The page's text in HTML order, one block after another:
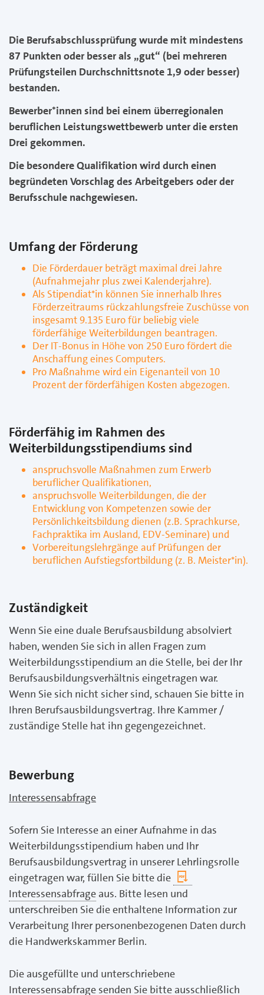
Die Berufsabschlussprüfung wurde mit mindestens
87 Punkten oder besser als „gut“ (bei mehreren
Prüfungsteilen Durchschnittsnote 1,9 oder besser)
bestanden.
Bewerber*innen sind bei einem überregionalen
beruflichen Leistungswettbewerb unter die ersten
Drei gekommen.
Die besondere Qualifikation wird durch einen
begründeten Vorschlag des Arbeitgebers oder der
Berufsschule nachgewiesen.
Umfang der Förderung
Die Förderdauer beträgt maximal drei Jahre
(Aufnahmejahr plus zwei Kalenderjahre).
Als Stipendiat*in können Sie innerhalb Ihres
Förderzeitraums rückzahlungsfreie Zuschüsse von
insgesamt 9.135 Euro für beliebig viele
förderfähige Weiterbildungen beantragen.
Der IT-Bonus in Höhe von 250 Euro fördert die
Anschaffung eines Computers.
Pro Maßnahme wird ein Eigenanteil von 10
Prozent der förderfähigen Kosten abgezogen.
Förderfähig im Rahmen des
Weiterbildungsstipendiums sind
anspruchsvolle Maßnahmen zum Erwerb
beruflicher Qualifikationen,
anspruchsvolle Weiterbildungen, die der
Entwicklung von Kompetenzen sowie der
Persönlichkeitsbildung dienen (z.B. Sprachkurse,
Fachpraktika im Ausland, EDV-Seminare) und
Vorbereitungslehrgänge auf Prüfungen der
beruflichen Aufstiegsfortbildung (z. B. Meister*in).
Zuständigkeit
Wenn Sie eine duale Berufsausbildung absolviert
haben, wenden Sie sich in allen Fragen zum
Weiterbildungsstipendium an die Stelle, bei der Ihr
Berufsausbildungsverhältnis eingetragen war.
Wenn Sie sich nicht sicher sind, schauen Sie bitte in
Ihren Berufsausbildungsvertrag. Ihre Kammer /
zuständige Stelle hat ihn gegengezeichnet.
Bewerbung
Interessensabfrage
Sofern Sie Interesse an einer Aufnahme in das
Weiterbildungsstipendium haben und Ihr
Berufsausbildungsvertrag in unserer Lehrlingsrolle
eingetragen war, füllen Sie bitte die
Interessensabfrage aus. Bitte lesen und
unterschreiben Sie die enthaltene Information zur
Verarbeitung Ihrer personenbezogenen Daten durch
die Handwerkskammer Berlin.
Die ausgefüllte und unterschriebene
Interessensabfrage senden Sie bitte ausschließlich